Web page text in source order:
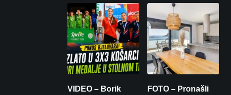
VIDEO – Borik
FOTO – Pronašli